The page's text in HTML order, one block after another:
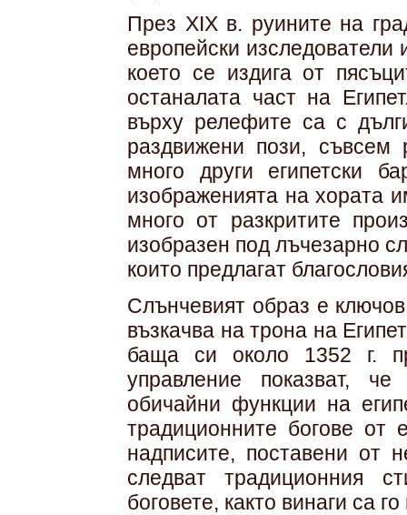
През XIX в. руините на
европейски изследователи
което се издига от
останалата част на
върху релефите са с
раздвижени пози, съвсем
много други египетски
изображенията на хората
много от разкритите
изобразен под лъчезарно
които предлагат
Слънчевият образ е
възкачва на трона на
баща си около 1352 г.
управление показват,
обичайни функции на
традиционните богове от
надписите, поставени от
следват традиционния
боговете, както винаги са